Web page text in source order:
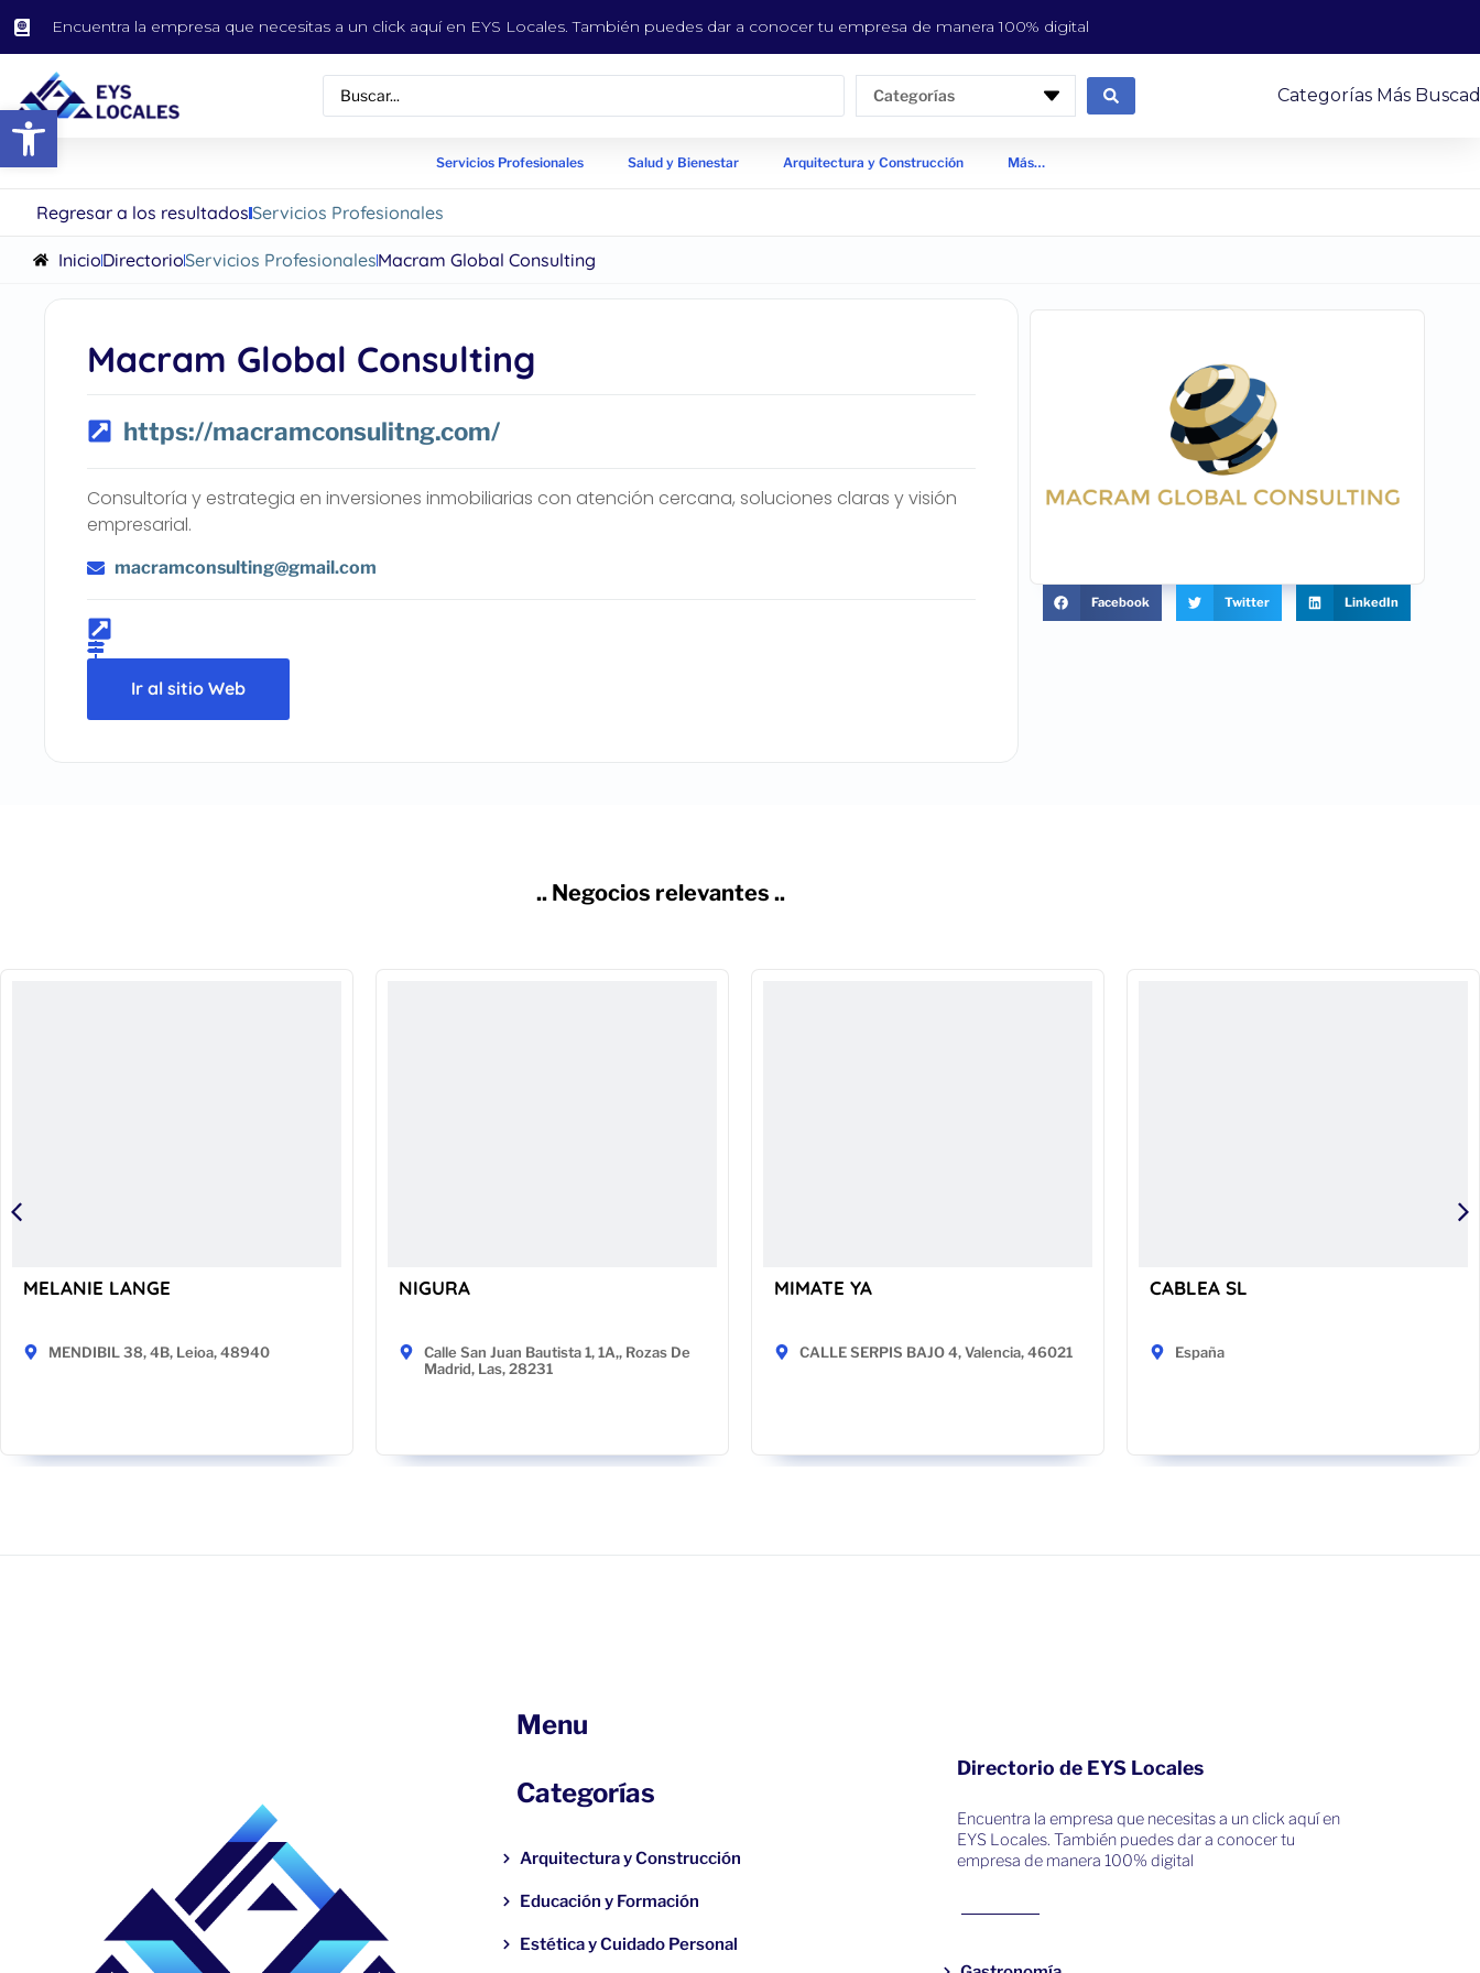
Abrir barra de herramientas
Encuentra la empresa que necesitas a un click aquí en EYS Locales. También puedes dar a conocer tu empresa de manera 100% digital
Categorías Categorías Más
Servicios Profesionales Salud y Bienestar Arquitectura y Construcción Más…
Regresar a los resultadosServicios Profesionales
InicioDirectorioServicios ProfesionalesMacram Global Consulting
Macram Global Consulting
https://macramconsulitng.com/
Consultoría y estrategia en inversiones inmobiliarias con atención cercana, soluciones claras y visión
empresarial.
macramconsulting@gmail.com
Ir al sitio Web
Facebook Twitter LinkedIn
.. Negocios relevantes ..
MELANIE LANGE
MENDIBIL 38, 4B, Leioa, 48940
NIGURA
Calle San Juan Bautista 1, 1A,, Rozas De
Madrid, Las, 28231
MIMATE YA
CALLE SERPIS BAJO 4, Valencia, 46021
CABLEA SL
España
Menu
Categorías
Arquitectura y Construcción
Educación y Formación
Estética y Cuidado Personal
Directorio de EYS Locales
Encuentra la empresa que necesitas a un click aquí en
EYS Locales. También puedes dar a conocer tu
empresa de manera 100% digital